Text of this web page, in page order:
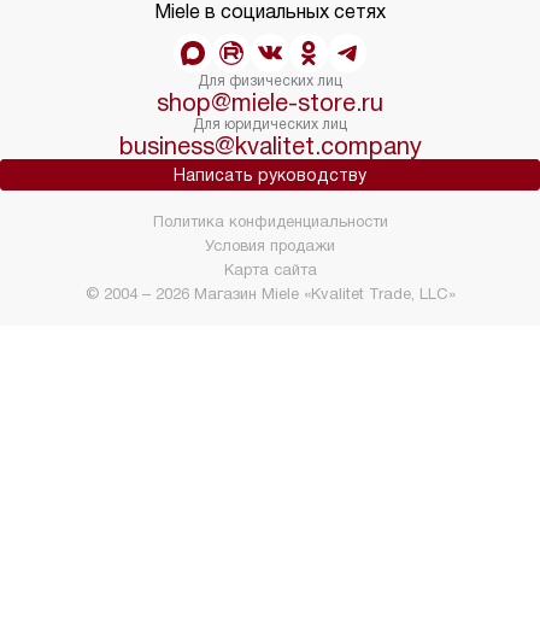
Miele в социальных сетях
Для физических лиц
shop@miele-store.ru
Для юридических лиц
business@kvalitet.company
Написать руководству
© 2004 – 2026 Магазин Miele «Kvalitet Trade, LLC»
Политика конфиденциальности
Условия продажи
Карта сайта